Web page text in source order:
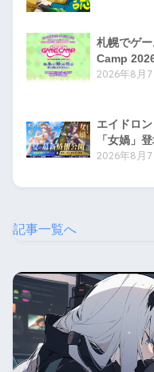
札幌でゲ
Camp
2026年8月7
エイドロ
「女媧」
2026年8月7
記事一覧へ